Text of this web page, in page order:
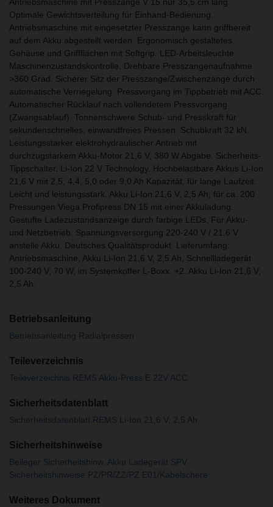
Optimale Gewichtsverteilung für Einhand-Bedienung.
Antriebsmaschine mit eingesetzter Presszange kann griffbereit
auf dem Akku abgestellt werden. Ergonomisch gestaltetes
Gehäuse und Griffflächen mit Softgrip. LED-Arbeitsleuchte.
Maschinenzustandskontrolle. Drehbare Presszangenaufnahme
>360 Grad. Sicherer Sitz der Presszange/Zwischenzange durch
automatische Verriegelung. Pressvorgang im Tippbetrieb mit ACC.
Automatischer Rücklauf nach vollendetem Pressvorgang
(Zwangsablauf). Tonnenschwere Schub- und Presskraft für
sekundenschnelles, einwandfreies Pressen. Schubkraft 32 kN.
Leistungsstarker elektrohydraulischer Antrieb mit
durchzugstarkem Akku-Motor 21,6 V, 380 W Abgabe. Sicherheits-
Tippschalter. Li-Ion 22 V Technology. Hochbelastbare Akkus Li-Ion
21,6 V mit 2,5, 4,4, 5,0 oder 9,0 Ah Kapazität, für lange Laufzeit.
Leicht und leistungsstark. Akku Li-Ion 21,6 V, 2,5 Ah, für ca. 200
Pressungen Viega Profipress DN 15 mit einer Akkuladung.
Gestufte Ladezustandsanzeige durch farbige LEDs. Für Akku-
und Netzbetrieb. Spannungsversorgung 220-240 V / 21,6 V
anstelle Akku. Deutsches Qualitätsprodukt. Lieferumfang:
Antriebsmaschine, Akku Li-Ion 21,6 V, 2,5 Ah, Schnellladegerät
100-240 V, 70 W, im Systemkoffer L-Boxx. +2. Akku Li-Ion 21,6 V,
2,5 Ah.
Betriebsanleitung
Betriebsanleitung Radialpressen
Teileverzeichnis
Teileverzeichnis REMS Akku-Press E 22V ACC
Sicherheitsdatenblatt
Sicherheitsdatenblatt REMS Li-Ion 21,6 V, 2,5 Ah
Sicherheitshinweise
Beileger Sicherheitshinw. Akku Ladegerät SPV
Sicherheitshinweise PZ/PR/ZZ/PZ E01/Kabelschere
Weiteres Dokument